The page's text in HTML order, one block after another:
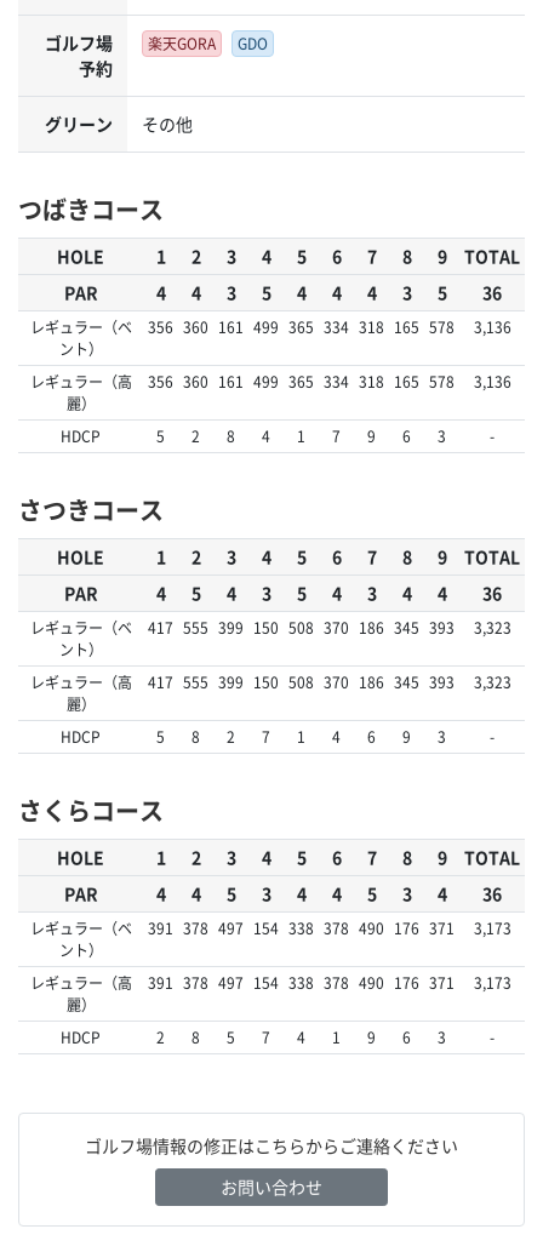
ゴルフ場
予約
楽天GORA GDO
グリーン その他
つばきコース
HOLE 1 2 3 4 5 6 7 8 9
TOTAL
PAR
4 4 3 5 4 4 4 3 5 36
レギュラー（ベ
ント）
356 360 161 499 365 334 318 165 578 3,136
レギュラー（高
麗）
356 360 161 499 365 334 318 165 578 3,136
HDCP 5 2 8 4 1 7 9 6 3 -
さつきコース
HOLE 1 2 3 4 5 6 7 8 9
TOTAL
PAR
4 5 4 3 5 4 3 4 4 36
レギュラー（ベ
ント）
417 555 399 150 508 370 186 345 393 3,323
レギュラー（高
麗）
417 555 399 150 508 370 186 345 393 3,323
HDCP 5 8 2 7 1 4 6 9 3 -
さくらコース
HOLE 1 2 3 4 5 6 7 8 9
TOTAL
PAR
4 4 5 3 4 4 5 3 4 36
レギュラー（ベ
ント）
391 378 497 154 338 378 490 176 371 3,173
レギュラー（高
麗）
391 378 497 154 338 378 490 176 371 3,173
HDCP 2 8 5 7 4 1 9 6 3 -
ゴルフ場情報の修正はこちらからご連絡ください
お問い合わせ